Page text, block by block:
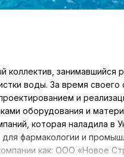
коллектив, занимавшийся
воды. За время
и
оборудования и
которая наладила в
фармакологии и
как: ООО «Новое